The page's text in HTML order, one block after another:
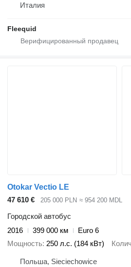
Италия
Fleequid
Otokar Vectio LE
47 610 €
205 000 PLN ≈ 954 200 MDL
Городской автобус
2016
399 000 км
Euro 6
Мощность 250 л.с. (184 кВт)
Польша, Sieciechowice